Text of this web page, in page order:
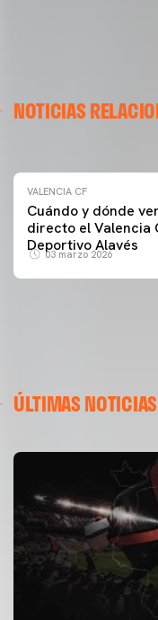
NOTICIAS
ENTRENAMIENTO
VALENCIA CF
Cuándo y dónde
directo el Valencia
Deportivo Alavés
03 marzo 2026
ÚLTIMAS NOTICIAS